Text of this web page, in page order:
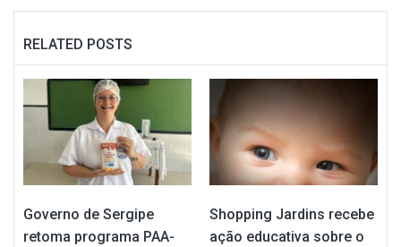
RELATED POSTS
Governo de Sergipe
retoma programa PAA-
Shopping Jardins recebe
ação educativa sobre o